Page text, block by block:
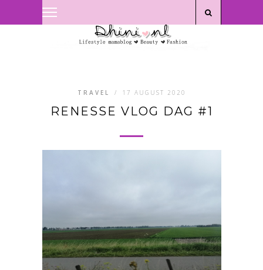
TRAVEL / 17 AUGUST 2020
RENESSE VLOG DAG #1